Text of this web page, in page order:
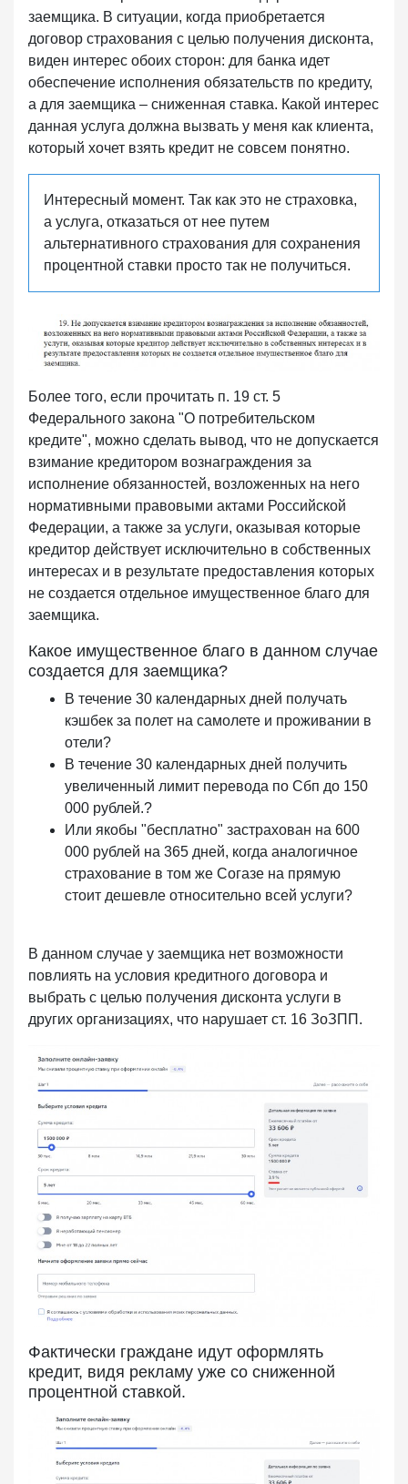
заемщика. В ситуации, когда приобретается
договор страхования с целью получения дисконта,
виден интерес обоих сторон: для банка идет
обеспечение исполнения обязательств по кредиту,
а для заемщика – сниженная ставка. Какой интерес
данная услуга должна вызвать у меня как клиента,
который хочет взять кредит не совсем понятно.
Интересный момент. Так как это не страховка,
а услуга, отказаться от нее путем
альтернативного страхования для сохранения
процентной ставки просто так не получиться.
Более того, если прочитать п. 19 ст. 5
Федерального закона "О потребительском
кредите", можно сделать вывод, что не допускается
взимание кредитором вознаграждения за
исполнение обязанностей, возложенных на него
нормативными правовыми актами Российской
Федерации, а также за услуги, оказывая которые
кредитор действует исключительно в собственных
интересах и в результате предоставления которых
не создается отдельное имущественное благо для
заемщика.
Какое имущественное благо в данном случае
создается для заемщика?
В течение 30 календарных дней получать
кэшбек за полет на самолете и проживании в
отели?
В течение 30 календарных дней получить
увеличенный лимит перевода по Сбп до 150
000 рублей.?
Или якобы "бесплатно" застрахован на 600
000 рублей на 365 дней, когда аналогичное
страхование в том же Согазе на прямую
стоит дешевле относительно всей услуги?
В данном случае у заемщика нет возможности
повлиять на условия кредитного договора и
выбрать с целью получения дисконта услуги в
других организациях, что нарушает ст. 16 ЗоЗПП.
Фактически граждане идут оформлять
кредит, видя рекламу уже со сниженной
процентной ставкой.